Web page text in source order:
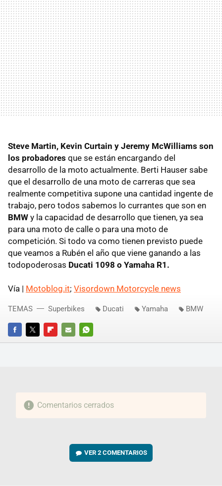
Steve Martin, Kevin Curtain y Jeremy McWilliams son
los probadores que se están encargando del
desarrollo de la moto actualmente. Berti Hauser sabe
que el desarrollo de una moto de carreras que sea
realmente competitiva supone una cantidad ingente de
trabajo, pero todos sabemos lo currantes que son en
BMW y la capacidad de desarrollo que tienen, ya sea
para una moto de calle o para una moto de
competición. Si todo va como tienen previsto puede
que veamos a Rubén el año que viene ganando a las
todopoderosas Ducati 1098 o Yamaha R1.
Vía | Motoblog.it; Visordown Motorcycle news
FACEBOOKTWITTERFLIPBOARD
E-
WHATSAPP
TEMAS Superbikes Ducati Yamaha BMW
Comentarios cerrados
VER2 COMENTARIOS